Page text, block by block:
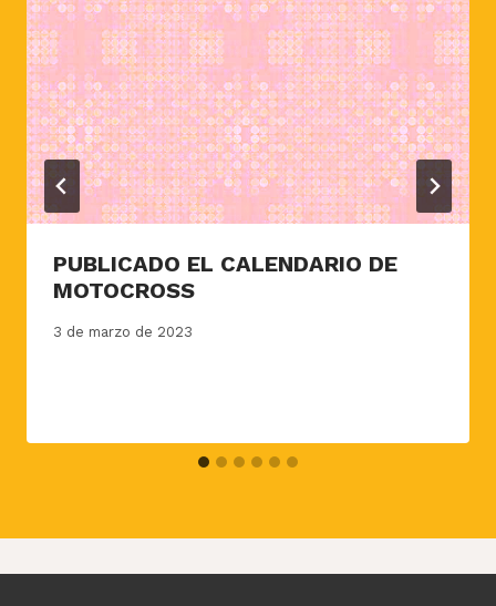
PUBLICADO EL CALENDARIO DE
MOTOCROSS
3 de marzo de 2023